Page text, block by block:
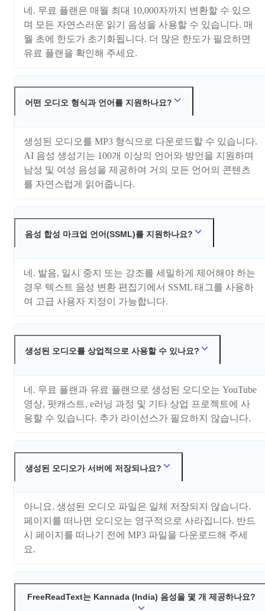
네. 무료 플랜은 매월 최대 10,000자까지 변환할 수 있으
며 모든 자연스러운 읽기 음성을 사용할 수 있습니다. 매
월 초에 한도가 초기화됩니다. 더 많은 한도가 필요하면
유료 플랜을 확인해 주세요.
어떤 오디오 형식과 언어를 지원하나요?
생성된 오디오를 MP3 형식으로 다운로드할 수 있습니다.
AI 음성 생성기는 100개 이상의 언어와 방언을 지원하며
남성 및 여성 음성을 제공하여 거의 모든 언어의 콘텐츠
를 자연스럽게 읽어줍니다.
음성 합성 마크업 언어(SSML)를 지원하나요?
네. 발음, 일시 중지 또는 강조를 세밀하게 제어해야 하는
경우 텍스트 음성 변환 편집기에서 SSML 태그를 사용하
여 고급 사용자 지정이 가능합니다.
생성된 오디오를 상업적으로 사용할 수 있나요?
네. 무료 플랜과 유료 플랜으로 생성된 오디오는 YouTube
영상, 팟캐스트, e러닝 과정 및 기타 상업 프로젝트에 사
용할 수 있습니다. 추가 라이선스가 필요하지 않습니다.
생성된 오디오가 서버에 저장되나요?
아니요. 생성된 오디오 파일은 일체 저장되지 않습니다.
페이지를 떠나면 오디오는 영구적으로 사라집니다. 반드
시 페이지를 떠나기 전에 MP3 파일을 다운로드해 주세
요.
FreeReadText는 Kannada (India) 음성을 몇 개 제공하나요?